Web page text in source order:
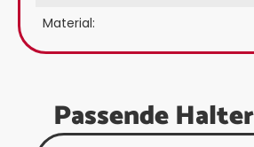
Material:
Passende